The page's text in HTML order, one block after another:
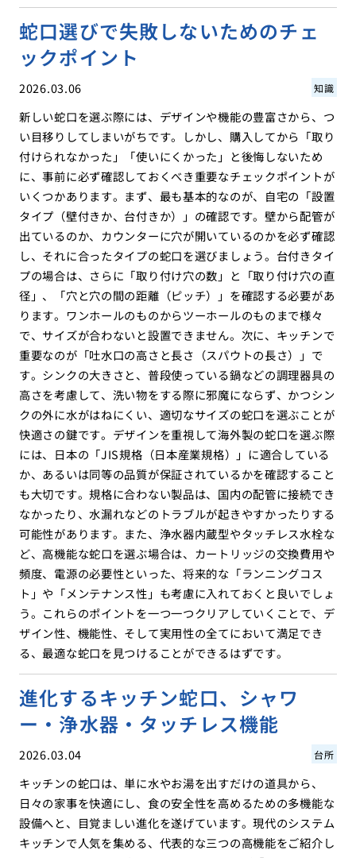
蛇口選びで失敗しないためのチェ
ックポイント
2026.03.06 知識
新しい蛇口を選ぶ際には、デザインや機能の豊富さから、つ
い目移りしてしまいがちです。しかし、購入してから「取り
付けられなかった」「使いにくかった」と後悔しないため
に、事前に必ず確認しておくべき重要なチェックポイントが
いくつかあります。まず、最も基本的なのが、自宅の「設置
タイプ（壁付きか、台付きか）」の確認です。壁から配管が
出ているのか、カウンターに穴が開いているのかを必ず確認
し、それに合ったタイプの蛇口を選びましょう。台付きタイ
プの場合は、さらに「取り付け穴の数」と「取り付け穴の直
径」、「穴と穴の間の距離（ピッチ）」を確認する必要があ
ります。ワンホールのものからツーホールのものまで様々
で、サイズが合わないと設置できません。次に、キッチンで
重要なのが「吐水口の高さと長さ（スパウトの長さ）」で
す。シンクの大きさと、普段使っている鍋などの調理器具の
高さを考慮して、洗い物をする際に邪魔にならず、かつシン
クの外に水がはねにくい、適切なサイズの蛇口を選ぶことが
快適さの鍵です。デザインを重視して海外製の蛇口を選ぶ際
には、日本の「JIS規格（日本産業規格）」に適合している
か、あるいは同等の品質が保証されているかを確認すること
も大切です。規格に合わない製品は、国内の配管に接続でき
なかったり、水漏れなどのトラブルが起きやすかったりする
可能性があります。また、浄水器内蔵型やタッチレス水栓な
ど、高機能な蛇口を選ぶ場合は、カートリッジの交換費用や
頻度、電源の必要性といった、将来的な「ランニングコス
ト」や「メンテナンス性」も考慮に入れておくと良いでしょ
う。これらのポイントを一つ一つクリアしていくことで、デ
ザイン性、機能性、そして実用性の全てにおいて満足でき
る、最適な蛇口を見つけることができるはずです。
進化するキッチン蛇口、シャワ
ー・浄水器・タッチレス機能
2026.03.04 台所
キッチンの蛇口は、単に水やお湯を出すだけの道具から、
日々の家事を快適にし、食の安全性を高めるための多機能な
設備へと、目覚ましい進化を遂げています。現代のシステム
キッチンで人気を集める、代表的な三つの高機能をご紹介し